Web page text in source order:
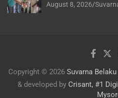
August 8, 2026
Copyright © 2026 Suvarna
& developed by Crisant, #1